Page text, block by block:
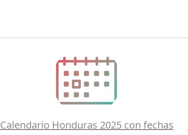
Calendario Honduras 2025 con fechas